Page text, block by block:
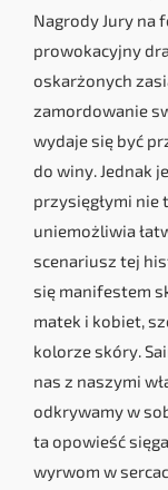
Nagrody Jury na
prowokacyjny
oskarżonych
zamordowanie
wydaje się być
do winy. Jednak
przysięgłymi nie
uniemożliwia
scenariusz tej
się manifestem
matek i kobiet,
kolorze skóry.
nas z naszymi
odkrywamy w
ta opowieść
wyrwom w